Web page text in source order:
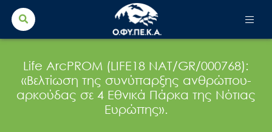
Search
for:
Life ArcPROM (LIFE18 NAT/GR/000768):
«Βελτίωση της συνύπαρξης ανθρώπου-
αρκούδας σε 4 Εθνικά Πάρκα της Νότιας
Ευρώπης».